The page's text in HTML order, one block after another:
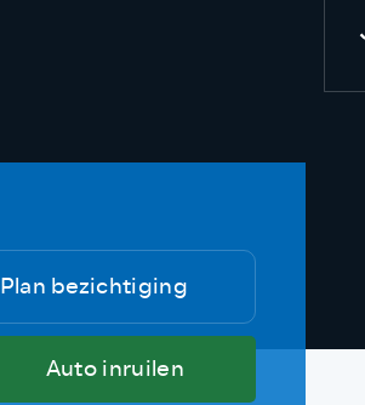
Plan bezichtiging
Auto inruilen